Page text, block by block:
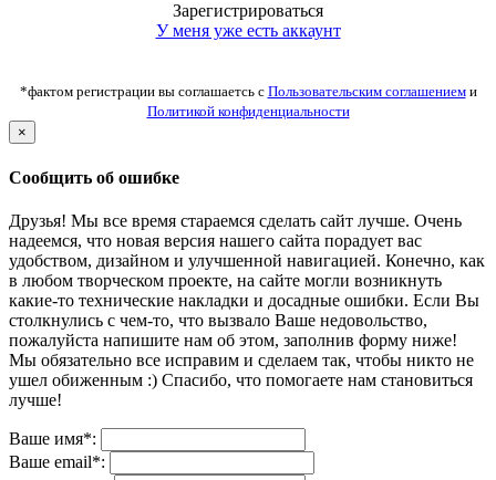
Зарегистрироваться
У меня уже есть аккаунт
*фактом регистрации вы соглашаетсь с Пользовательским соглашениеми
Политикой конфиденциальности
×
Сообщить об ошибке
Друзья! Мы все время стараемся сделать сайт лучше. Очень
надеемся, что новая версия нашего сайта порадует вас
удобством, дизайном и улучшенной навигацией. Конечно, как
в любом творческом проекте, на сайте могли возникнуть
какие-то технические накладки и досадные ошибки. Если Вы
столкнулись с чем-то, что вызвало Ваше недовольство,
пожалуйста напишите нам об этом, заполнив форму ниже!
Мы обязательно все исправим и сделаем так, чтобы никто не
ушел обиженным :) Спасибо, что помогаете нам становиться
лучше!
Ваше имя*:
Ваше email*: